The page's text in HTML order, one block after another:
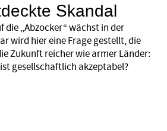
Skandal
die „Abzocker“ wächst in der
wird hier eine Frage gestellt, die
Zukunft reicher wie armer Länder:
gesellschaftlich akzeptabel?